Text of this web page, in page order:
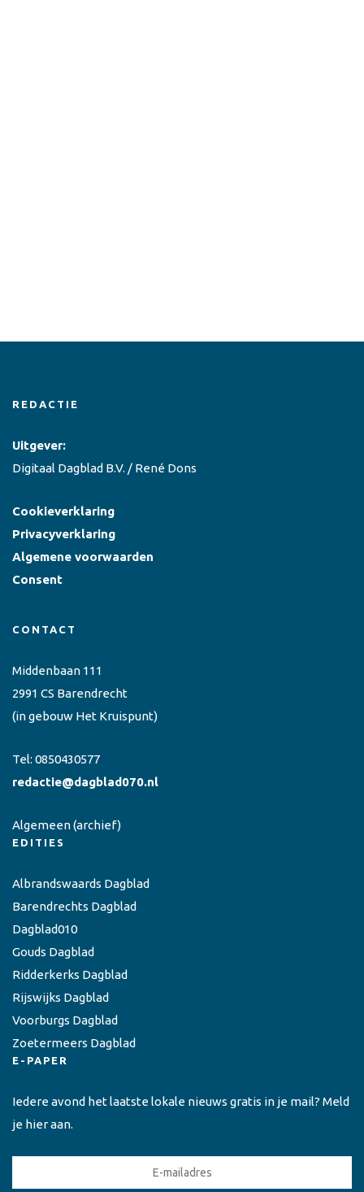
REDACTIE
Uitgever:
Digitaal Dagblad B.V. / René Dons
Cookieverklaring
Privacyverklaring
Algemene voorwaarden
Consent
CONTACT
Middenbaan 111
2991 CS Barendrecht
(in gebouw Het Kruispunt)
Tel: 0850430577
redactie@dagblad070.nl
Algemeen(archief)
EDITIES
Albrandswaards Dagblad
Barendrechts Dagblad
Dagblad010
Gouds Dagblad
Ridderkerks Dagblad
Rijswijks Dagblad
Voorburgs Dagblad
Zoetermeers Dagblad
E-PAPER
Iedere avond het laatste lokale nieuws gratis in je mail? Meld
je hier aan.